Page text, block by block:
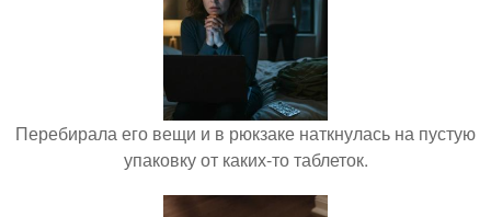
Перебирала его вещи и в рюкзаке наткнулась на пустую
упаковку от каких-то таблеток.